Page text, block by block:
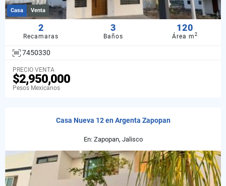
Casa Venta
2
Recamaras
3
Baños
120
Área m2
7450330
PRECIO VENTA
$2,950,000
Pesos Mexicanos
Casa Nueva 12 en Argenta Zapopan
En: Zapopan, Jalisco